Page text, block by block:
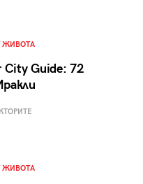
ЖИВОТА
City Guide: 72
ЖИВОТА